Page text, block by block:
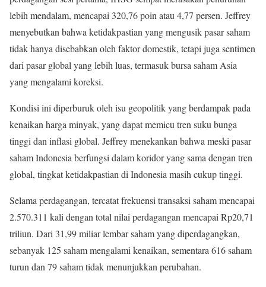
lebih mendalam, mencapai 320,76 poin atau 4,77 persen. Jeffrey
menyebutkan bahwa ketidakpastian yang mengusik pasar saham
tidak hanya disebabkan oleh faktor domestik, tetapi juga sentimen
dari pasar global yang lebih luas, termasuk bursa saham Asia
yang mengalami koreksi.
Kondisi ini diperburuk oleh isu geopolitik yang berdampak pada
kenaikan harga minyak, yang dapat memicu tren suku bunga
tinggi dan inflasi global. Jeffrey menekankan bahwa meski pasar
saham Indonesia berfungsi dalam koridor yang sama dengan tren
global, tingkat ketidakpastian di Indonesia masih cukup tinggi.
Selama perdagangan, tercatat frekuensi transaksi saham mencapai
2.570.311 kali dengan total nilai perdagangan mencapai Rp20,71
triliun. Dari 31,99 miliar lembar saham yang diperdagangkan,
sebanyak 125 saham mengalami kenaikan, sementara 616 saham
turun dan 79 saham tidak menunjukkan perubahan.